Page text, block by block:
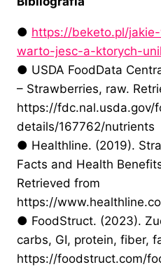
● https://beketo.pl/
warto-jesc-a-ktorych-
● USDA FoodData
– Strawberries, raw.
https://fdc.nal.usda.gov/
details/167762/nutrients
● Healthline. (2019).
Facts and Health
Retrieved from
https://
● FoodStruct. (2023).
carbs, GI, protein, fiber,
https://foodstruct.com/